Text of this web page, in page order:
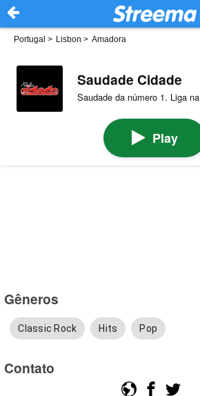
Portugal > Lisbon > Amadora
Saudade Cidade
Saudade da número 1. Liga
Play
Gêneros
Classic Rock Hits Pop
Contato